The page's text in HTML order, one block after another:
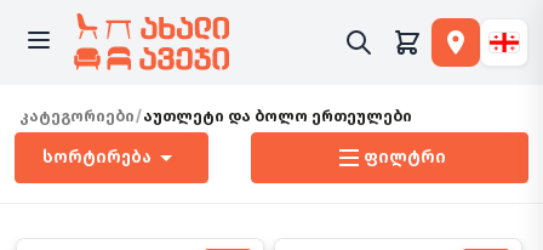
კატეგორიები/აუთლეტი და ბოლო ერთეულები
ფილტრი
სორტირება